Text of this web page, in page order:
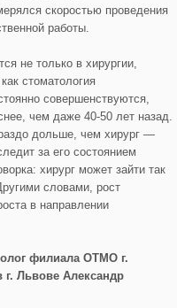
скоростью проведения
работы.
не только в хирургии,
стоматология
совершенствуются,
чем даже 40-50 лет назад.
дольше, чем хирург —
за его состоянием
хирург может зайти так
словами, рост
в направлении
филиала ОТМО г.
г. Львове Александр